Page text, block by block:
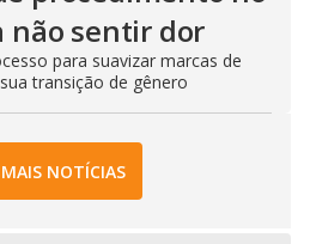
não sentir dor
para suavizar marcas de
transição de gênero
NOTÍCIAS